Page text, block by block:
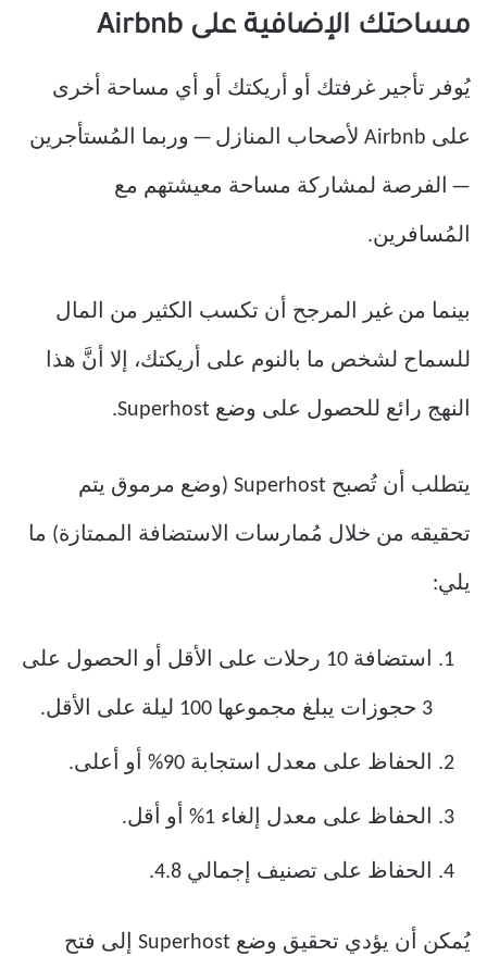
مساحتك الإضافية على Airbnb
يُوفر تأجير غرفتك أو أريكتك أو أي مساحة أخرى
على Airbnb لأصحاب المنازل — وربما المُستأجرين
— الفرصة لمشاركة مساحة معيشتهم مع
المُسافرين.
بينما من غير المرجح أن تكسب الكثير من المال
للسماح لشخص ما بالنوم على أريكتك، إلا أنَّ هذا
النهج رائع للحصول على وضع Superhost.
يتطلب أن تُصبح Superhost (وضع مرموق يتم
تحقيقه من خلال مُمارسات الاستضافة الممتازة) ما
يلي:
استضافة 10 رحلات على الأقل أو الحصول على
3 حجوزات يبلغ مجموعها 100 ليلة على الأقل.
الحفاظ على معدل استجابة 90% أو أعلى.
الحفاظ على معدل إلغاء 1% أو أقل.
الحفاظ على تصنيف إجمالي 4.8.
يُمكن أن يؤدي تحقيق وضع Superhost إلى فتح